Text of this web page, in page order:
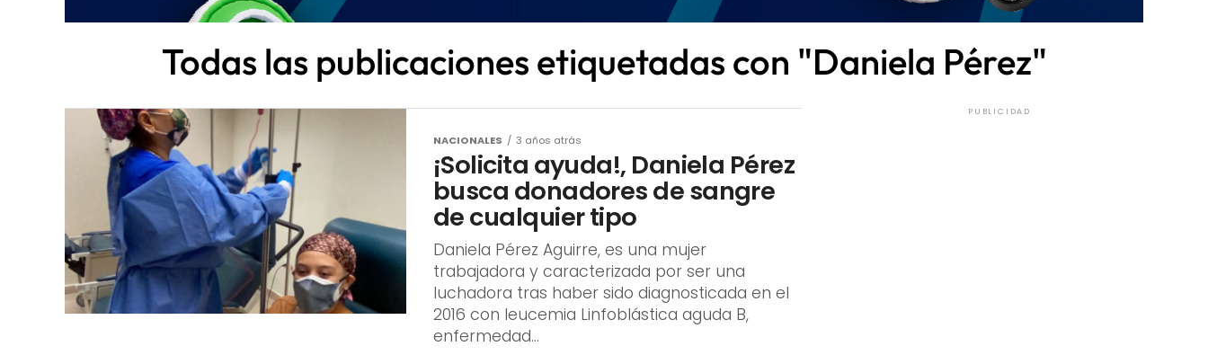
Todas las publicaciones etiquetadas con "Daniela Pérez"
NACIONALES 3 años atrás
¡Solicita ayuda!, Daniela Pérez
busca donadores de sangre
de cualquier tipo
Daniela Pérez Aguirre, es una mujer
trabajadora y caracterizada por ser una
luchadora tras haber sido diagnosticada en el
2016 con leucemia Linfoblástica aguda B,
enfermedad...
PUBLICIDAD